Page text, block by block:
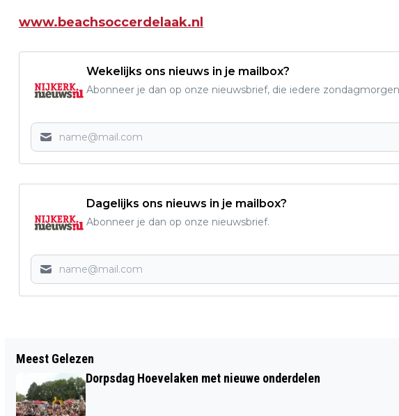
www.beachsoccerdelaak.nl
Wekelijks ons nieuws in je mailbox?
Abonneer je dan op onze nieuwsbrief, die iedere
Dagelijks ons nieuws in je mailbox?
Abonneer je dan op onze nieuwsbrief.
GC NIJKERKERVEEN EEN FEIT
Meest Gelezen
Dorpsdag Hoevelaken met nieuwe onderdelen